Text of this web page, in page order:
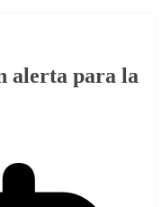
alerta para la